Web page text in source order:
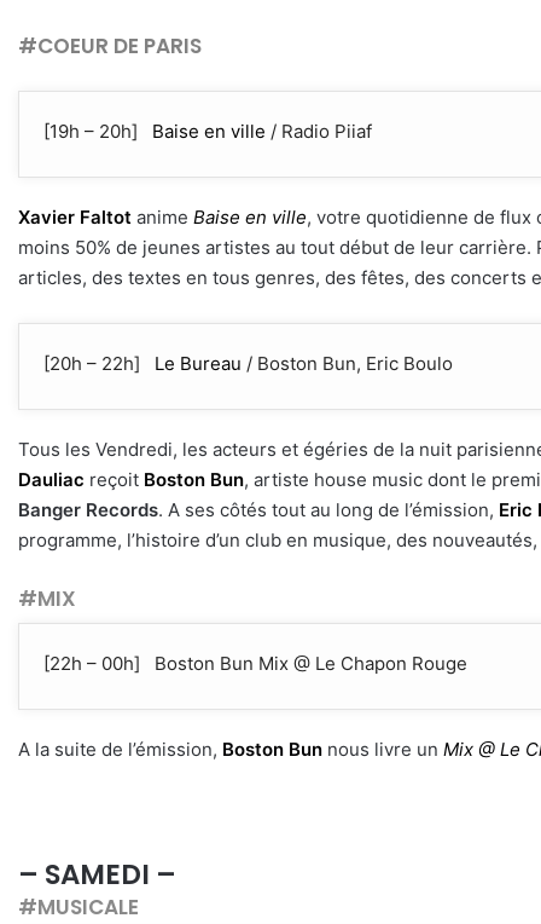
#COEUR DE PARIS
[19h – 20h] Baise en ville / Radio Piiaf
Xavier Faltot anime Baise en ville, votre quotidienne de flux
moins 50% de jeunes artistes au tout début de leur
articles, des textes en tous genres, des fêtes, des concerts
[20h – 22h] Le Bureau / Boston Bun, Eric Boulo
Tous les Vendredi, les acteurs et égéries de la nuit
Dauliac reçoit Boston Bun, artiste house music dont le
Banger Records. A ses côtés tout au long de l’émission, Eric
programme, l’histoire d’un club en musique, des
#MIX
[22h – 00h] Boston Bun Mix @ Le Chapon Rouge
A la suite de l’émission, Boston Bun nous livre un Mix @ Le
– SAMEDI –
#MUSICALE